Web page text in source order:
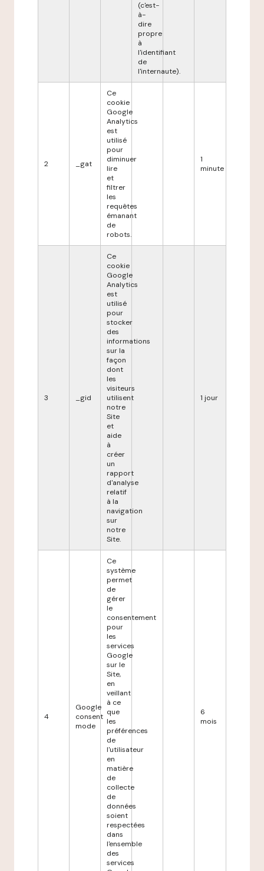
(c'est-
à-
dire
propre
à
l'identifiant
de
l'internaute).
2 _gat
Ce
cookie
Google
Analytics
est
utilisé
pour
diminuer
lire
et
filtrer
les
requêtes
émanant
de
robots.
1
minute
3 _gid
Ce
cookie
Google
Analytics
est
utilisé
pour
stocker
des
informations
sur la
façon
dont
les
visiteurs
utilisent
notre
Site
et
aide
à
créer
un
rapport
d'analyse
relatif
à la
navigation
sur
notre
Site.
1 jour
4
Google
consent
mode
Ce
système
permet
de
gérer
le
consentement
pour
les
services
Google
sur le
Site,
en
veillant
à ce
que
les
préférences
de
l'utilisateur
en
matière
de
collecte
de
données
soient
respectées
dans
l'ensemble
des
services
6
mois